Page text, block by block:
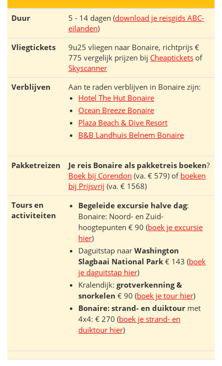
Duur 5 - 14 dagen (download je reisgids ABC-
eilanden)
Vliegtickets
9u25 vliegen naar Bonaire, richtprijs €
775 vergelijk prijzen bij Cheaptickets of
Skyscanner
Verblijven
Aan te raden verblijven in Bonaire zijn:
Hotel The Hut Bonaire
Ocean Breeze Bonaire
Plaza Beach & Dive Resort
B&B Landhuis Belnem Bonaire
Pakketreizen Je reis Bonaire als pakketreis boeken?
Boek bij Corendon (va. € 579) of boeken
bij Prijsvrij (va. € 1568)
Tours en
activiteiten
Begeleide excursie halve dag:
Bonaire: Noord- en Zuid-
hoogtepunten € 90 (boek je excursie
hier)
Daguitstap naar Washington
Slagbaai National Park € 143 (boek
je daguitstap hier)
Kralendijk: grotverkenning &
snorkelen € 90 (boek je tour hier)
Bonaire: strand- en duiktour met
4x4: € 270 (boek je strand- en
duiktour hier)